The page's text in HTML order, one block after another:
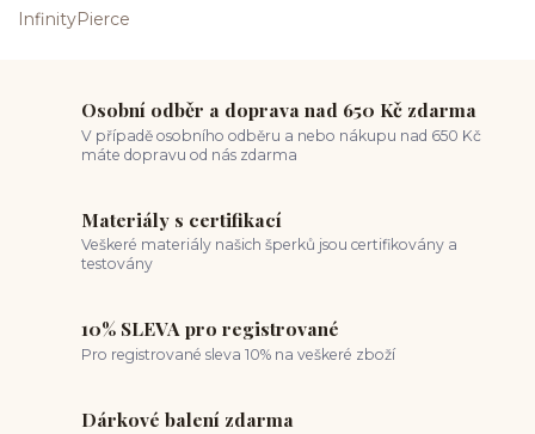
Osobní odběr a doprava nad 650 Kč zdarma
V případě osobního odběru a nebo nákupu nad 650 Kč
máte dopravu od nás zdarma
Materiály s certifikací
Veškeré materiály našich šperků jsou certifikovány a
testovány
10% SLEVA pro registrované
Pro registrované sleva 10% na veškeré zboží
Dárkové balení zdarma